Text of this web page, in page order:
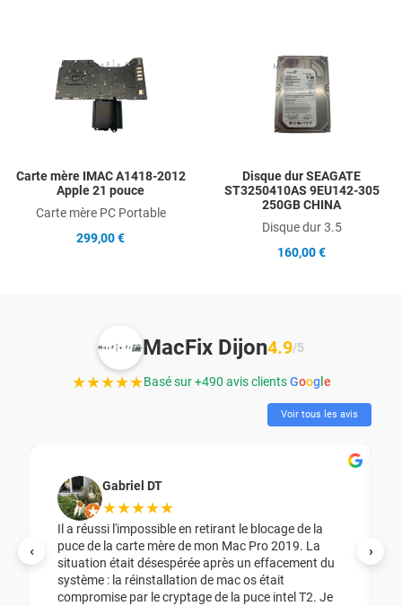
Add to Compare
Carte mère IMAC A1418-2012
Apple 21 pouce
Carte mère PC Portable
299,00 €
Disque dur SEAGATE
ST3250410AS 9EU142-305
250GB CHINA
Disque dur 3.5
160,00 €
‹ ›
MacFix Dijon4.9/5
★★★★★Basé sur +490 avis clientsGoog e
Voir tous les avis
Gabriel DT
★★★★★
Il a réussi l'impossible en retirant le blocage de la
puce de la carte mère de mon Mac Pro 2019. La
situation était désespérée après un effacement du
système : la réinstallation de mac os était
compromise par le cryptage de la puce intel T2. Je